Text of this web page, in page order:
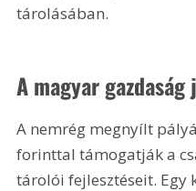
tárolásában.
A magyar
A nemrég megnyílt
forinttal támogatják a
tárolói fejlesztéseit.